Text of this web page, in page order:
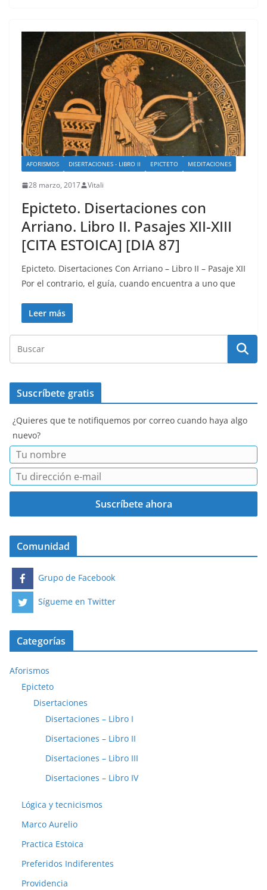
AFORISMOS DISERTACIONES - LIBRO II EPICTETO MEDITACIONES
28 marzo, 2017 Vitali
Epicteto. Disertaciones con
Arriano. Libro II. Pasajes XII-XIII
[CITA ESTOICA] [DIA 87]
Epicteto. Disertaciones Con Arriano – Libro II – Pasaje XII
Por el contrario, el guía, cuando encuentra a uno que
Leer más
Suscríbete gratis
¿Quieres que te notifiquemos por correo cuando haya algo
nuevo?
Comunidad
Grupo de Facebook
Sígueme en Twitter
Categorías
Aforismos
Epicteto
Disertaciones
Disertaciones – Libro I
Disertaciones – Libro II
Disertaciones – Libro III
Disertaciones – Libro IV
Lógica y tecnicismos
Marco Aurelio
Practica Estoica
Preferidos Indiferentes
Providencia